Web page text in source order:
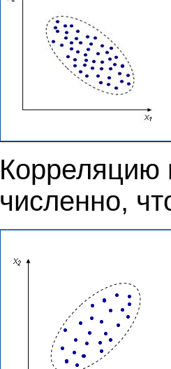
Корреляцию
численно,